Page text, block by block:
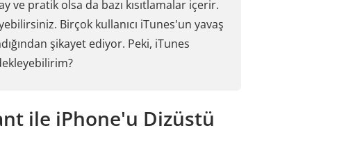
ve pratik olsa da bazı kısıtlamalar içerir.
Birçok kullanıcı iTunes'un yavaş
şikayet ediyor. Peki, iTunes
ile iPhone'u Dizüstü